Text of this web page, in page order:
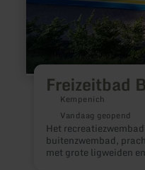
Freizeitbad
Kempenich
Vandaag geopend
Het
buitenzwembad,
met grote ligweiden